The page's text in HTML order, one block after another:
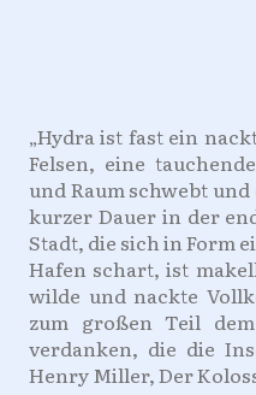
„Hydra ist fast ein
Felsen, eine
und Raum schwebt
kurzer Dauer in der
Stadt, die sich in Form
Hafen schart, ist
wilde und nackte
zum großen Teil
verdanken, die die
Henry Miller, Der